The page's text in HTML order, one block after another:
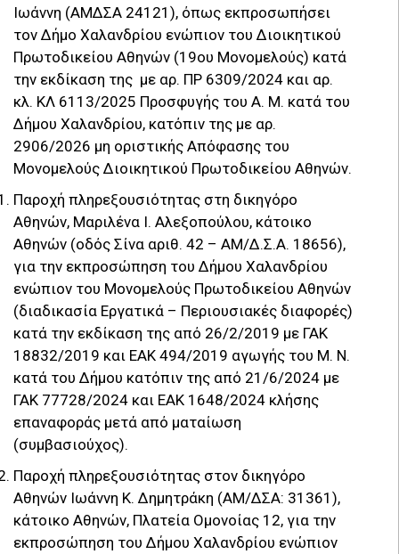
Ιωάννη (ΑΜΔΣΑ 24121), όπως εκπροσωπήσει
τον Δήμο Χαλανδρίου ενώπιον του Διοικητικού
Πρωτοδικείου Αθηνών (19ου Μονομελούς) κατά
την εκδίκαση της με αρ. ΠΡ 6309/2024 και αρ.
κλ. ΚΛ 6113/2025 Προσφυγής του Α. Μ. κατά του
Δήμου Χαλανδρίου, κατόπιν της με αρ.
2906/2026 μη οριστικής Απόφασης του
Μονομελούς Διοικητικού Πρωτοδικείου Αθηνών.
Παροχή πληρεξουσιότητας στη δικηγόρο
Αθηνών, Μαριλένα Ι. Αλεξοπούλου, κάτοικο
Αθηνών (οδός Σίνα αριθ. 42 – ΑΜ/Δ.Σ.Α. 18656),
για την εκπροσώπηση του Δήμου Χαλανδρίου
ενώπιον του Μονομελούς Πρωτοδικείου Αθηνών
(διαδικασία Εργατικά – Περιουσιακές διαφορές)
κατά την εκδίκαση της από 26/2/2019 με ΓΑΚ
18832/2019 και ΕΑΚ 494/2019 αγωγής του Μ. Ν.
κατά του Δήμου κατόπιν της από 21/6/2024 με
ΓΑΚ 77728/2024 και ΕΑΚ 1648/2024 κλήσης
επαναφοράς μετά από ματαίωση
(συμβασιούχος).
Παροχή πληρεξουσιότητας στον δικηγόρο
Αθηνών Ιωάννη Κ. Δημητράκη (ΑΜ/ΔΣΑ: 31361),
κάτοικο Αθηνών, Πλατεία Ομονοίας 12, για την
εκπροσώπηση του Δήμου Χαλανδρίου ενώπιον